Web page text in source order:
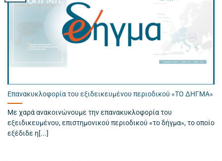
Επανακυκλοφορία του εξιδεικευμένου περιοδικού «ΤΟ ΔΗΓΜΑ»
Με χαρά ανακοινώνουμε την επανακυκλοφορία του
εξειδικευμένου, επιστημονικού περιοδικού «το δήγμα», το οποίο
εξέδιδε η[...]